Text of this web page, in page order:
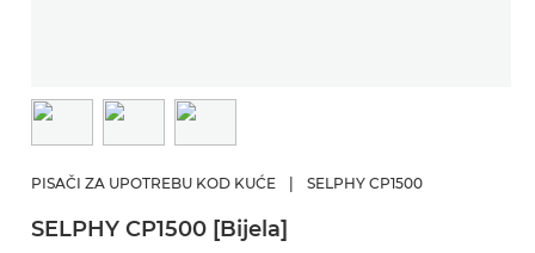
PISAČI ZA UPOTREBU KOD KUĆE SELPHY CP1500
SELPHY CP1500 [Bijela]